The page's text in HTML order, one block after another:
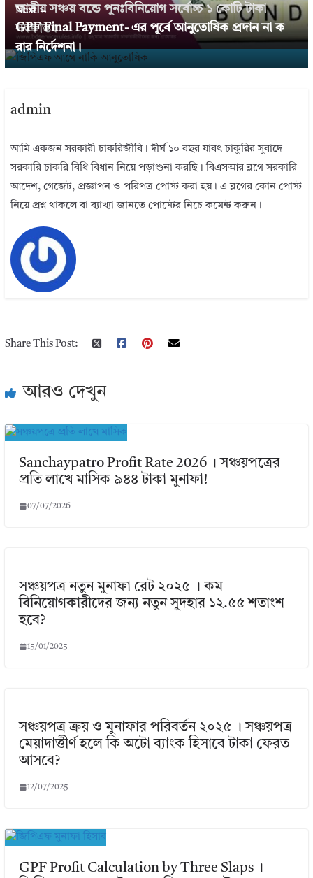
জাতীয় সঞ্চয় বন্ডে পুনঃবিনিয়ােগ সর্বোচ্চ ১ কোটি টাকা
সংক্রান্ত।
Next →
GPF Final Payment- এর পূর্বে আনুতােষিক প্রদান না ক
রার নির্দেশনা।
admin
আমি একজন সরকারী চাকরিজীবি। দীর্ঘ ১০ বছর যাবৎ চাকুরির সুবাদে
সরকারি চাকরি বিধি বিধান নিয়ে পড়াশুনা করছি। বিএসআর ব্লগে সরকারি
আদেশ, গেজেট, প্রজ্ঞাপন ও পরিপত্র পোস্ট করা হয়। এ ব্লগের কোন পোস্ট
নিয়ে প্রশ্ন থাকলে বা ব্যাখ্যা জানতে পোস্টের নিচে কমেন্ট করুন।
Share This Post:
আরও দেখুন
Sanchaypatro Profit Rate 2026 । সঞ্চয়পত্রের
প্রতি লাখে মাসিক ৯৪৪ টাকা মুনাফা!
07/07/2026
সঞ্চয়পত্র নতুন মুনাফা রেট ২০২৫ । কম
বিনিয়োগকারীদের জন্য নতুন সুদহার ১২.৫৫ শতাংশ
হবে?
15/01/2025
সঞ্চয়পত্র ক্রয় ও মুনাফার পরিবর্তন ২০২৫ । সঞ্চয়পত্র
মেয়াদাত্তীর্ণ হলে কি অটো ব্যাংক হিসাবে টাকা ফেরত
আসবে?
12/07/2025
GPF Profit Calculation by Three Slaps ।